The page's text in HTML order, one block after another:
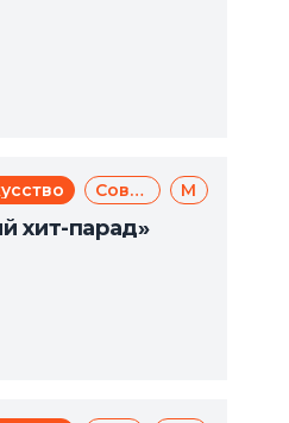
Современное искусство Музыка
хит-парад»